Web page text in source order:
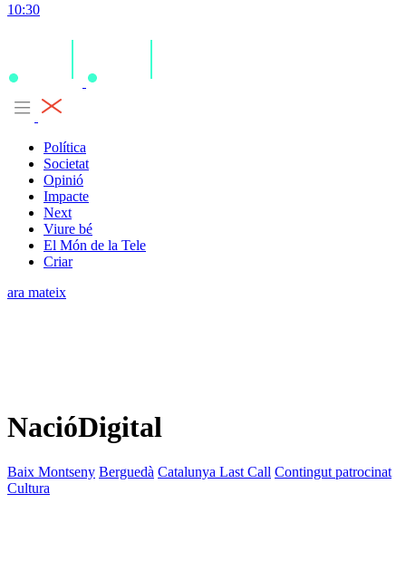
10:30
Política
Societat
Opinió
Impacte
Next
Viure bé
El Món de la Tele
Criar
ara mateix
NacióDigital
Baix Montseny Berguedà Catalunya Last Call Contingut patrocinat
Cultura